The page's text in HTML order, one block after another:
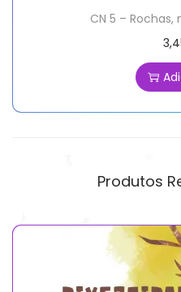
CN 5 –
Produtos